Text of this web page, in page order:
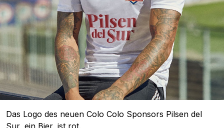
Das Logo des neuen Colo Colo Sponsors Pilsen del
Sur, ein Bier, ist rot.